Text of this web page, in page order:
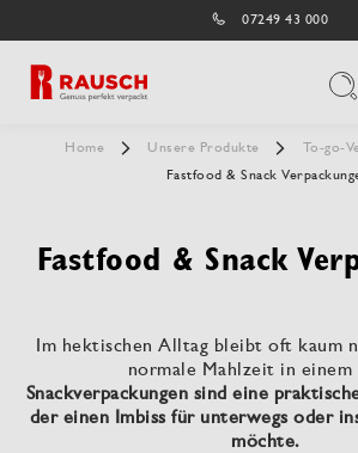
07249 43 000
Home Unsere Produkte
To-go-
Fastfood & Snack
Fastfood & Snack
Im hektischen Alltag bleibt oft kaum
normale Mahlzeit in einem
Snackverpackungen sind eine
der einen Imbiss für unterwegs oder
möchte.